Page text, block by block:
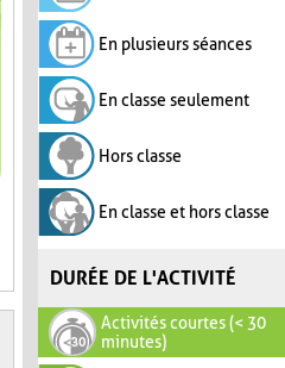
En plusieurs séances
En classe seulement
Hors classe
En classe et hors classe
DURÉE DE L'ACTIVITÉ
Activités courtes (< 30
minutes)